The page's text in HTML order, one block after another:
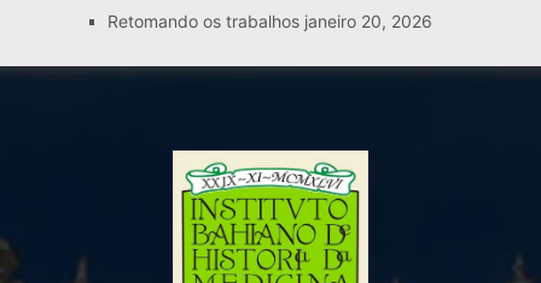
Retomando os trabalhos janeiro 20, 2026